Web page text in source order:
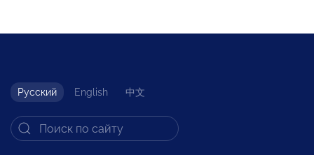
Русский English 中文